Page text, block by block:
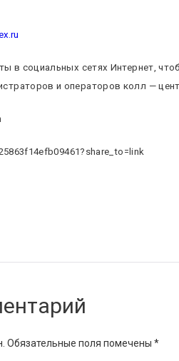
в социальных сетях Интернет,
и операторов колл —
Обязательные поля помечены *